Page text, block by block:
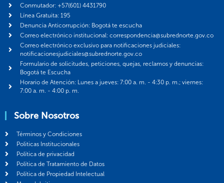
Conmutador: +57(601) 4431790
Línea Gratuita: 195
Denuncia Anticorrupción: Bogotá te escucha
Correo electrónico institucional: correspondencia@subrednorte.gov.co
Correo electrónico exclusivo para notificaciones judiciales:
notificacionesjudiciales@subrednorte.gov.co
Formulario de solicitudes, peticiones, quejas, reclamos y denuncias:
Bogotá te Escucha
Horario de Atención: Lunes a jueves: 7:00 a. m. - 4:30 p. m.; viernes:
7:00 a. m. - 4:00 p. m.
Sobre Nosotros
Términos y Condiciones
Politicas Institucionales
Política de privacidad
Política de Tratamiento de Datos
Política de Propiedad Intelectual